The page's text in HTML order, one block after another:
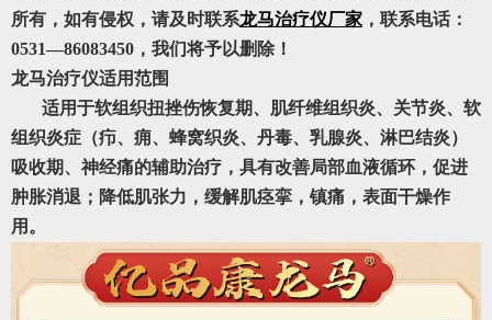
所有，如有侵权，请及时联系龙马治疗仪厂家 ，联系电话：
0531—86083450，我们将予以删除！
龙马治疗仪适用范围
适用于软组织扭挫伤恢复期、肌纤维组织炎、关节炎、软
组织炎症（疖、痈、蜂窝织炎、丹毒、乳腺炎、淋巴结炎）
吸收期、神经痛的辅助治疗，具有改善局部血液循环，促进
肿胀消退；降低肌张力，缓解肌痉挛，镇痛，表面干燥作
用。